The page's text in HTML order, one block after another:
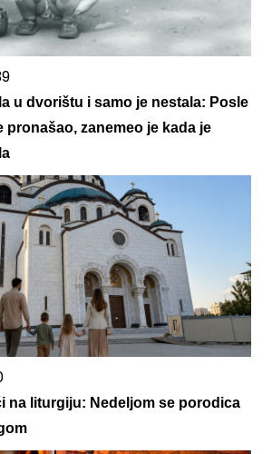
u dvorištu i samo je nestala: Posle
pronašao, zanemeo je kada je
na liturgiju: Nedeljom se porodica